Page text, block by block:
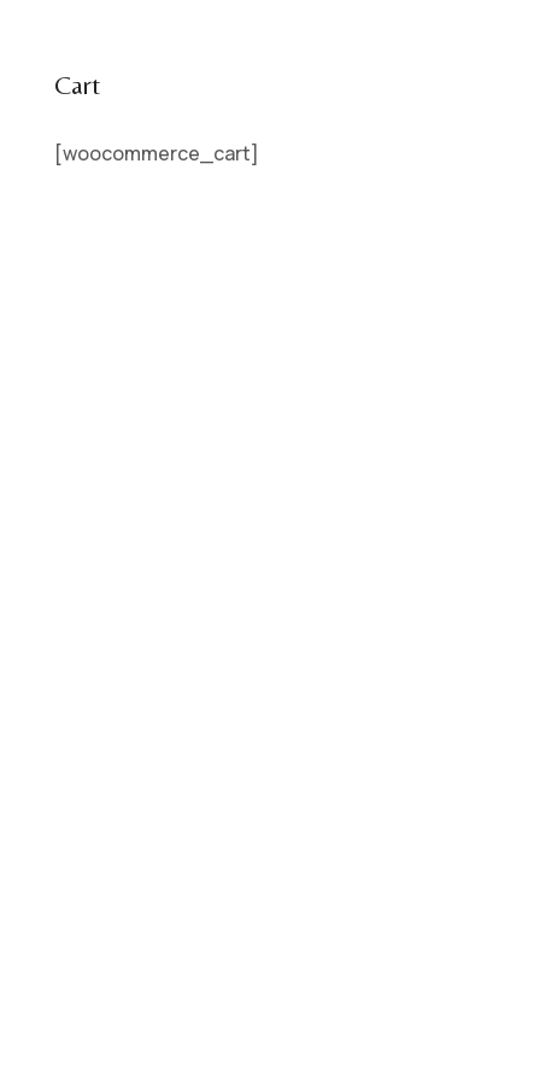
Cart
[woocommerce_cart]